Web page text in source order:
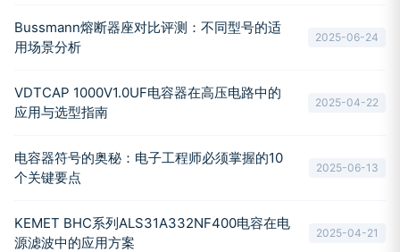
Bussmann熔断器座对比评测：不同型号的适
用场景分析
2025-06-24
VDTCAP 1000V1.0UF电容器在高压电路中的
应用与选型指南
2025-04-22
电容器符号的奥秘：电子工程师必须掌握的10
个关键要点
2025-06-13
KEMET BHC系列ALS31A332NF400电容在电
源滤波中的应用方案
2025-04-21